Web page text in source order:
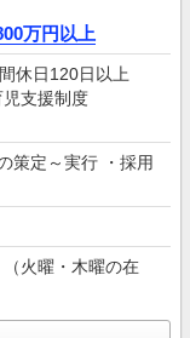
万円以上
休日120日以上
児支援制度
策定～実行 ・採用
火曜・木曜の在